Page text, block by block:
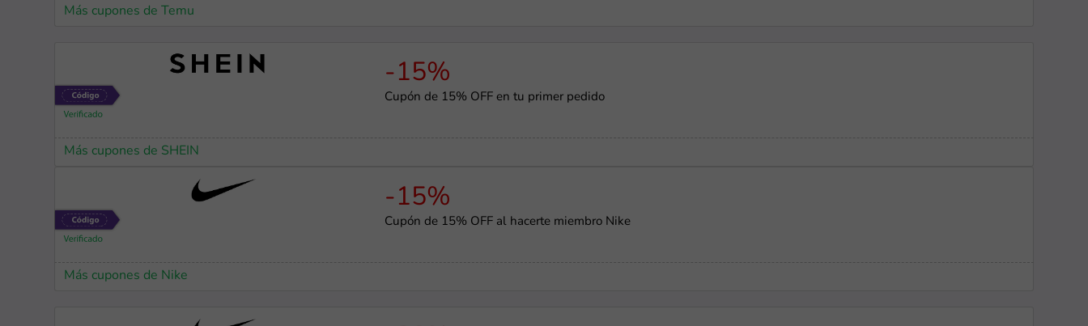
Más cupones de Temu
-15%
Cupón de 15% OFF en tu primer pedido
Más cupones de SHEIN
-15%
Cupón de 15% OFF al hacerte miembro Nike
Más cupones de Nike